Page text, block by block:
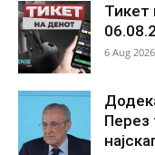
Тикет
6 Aug
Перез